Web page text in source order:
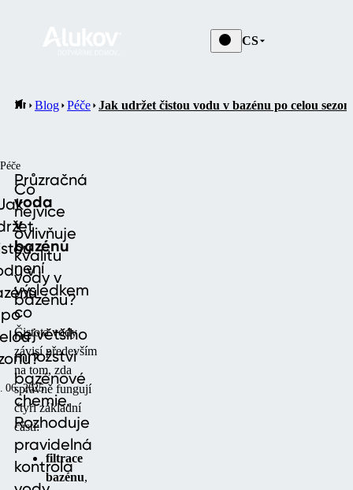
CS
Blog Péče Jak udržet čistou vodu v bazénu po celou
v
po
Péče
06. 2025
Průzračná
voda
v
bazénu
není
výsledkem
co
největšího
množství
bazénové
chemie.
Rozhoduje
pravidelná
kontrola
Co
nejvíce
ovlivňuje
kvalitu
vody v
bazénu?
Čistota vody
závisí především
na tom, zda
správně fungují
čtyři základní
části:
filtrace
bazénu,